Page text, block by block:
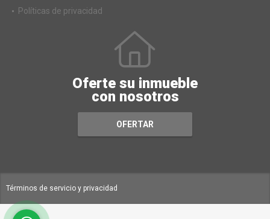
Políticas de privacidad
Oferte su inmueble
con nosotros
OFERTAR
Términos de servicio y privacidad